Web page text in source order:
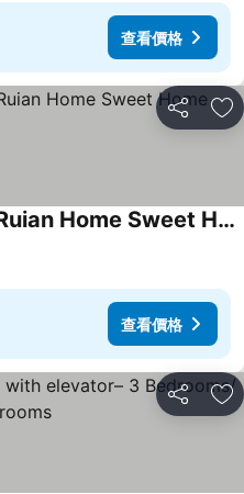
查看價格
分享 加
H&k Tranquil 2/1 Daan Ruian Home Sweet Home
查看價格
分享 加